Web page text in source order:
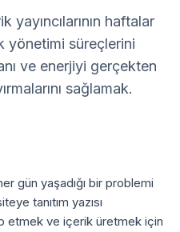
yayıncılarının haftalar
yönetimi süreçlerini
ve enerjiyi gerçekten
sağlamak.
gün yaşadığı bir problemi
tanıtım yazısı
etmek ve içerik üretmek için